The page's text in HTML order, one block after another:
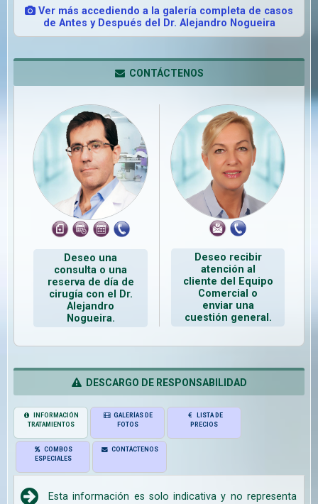
Ver más accediendo a la galería completa de casos
de Antes y Después del Dr. Alejandro Nogueira
CONTÁCTENOS
Deseo una
consulta o una
reserva de día de
cirugía con el Dr.
Alejandro
Nogueira.
Deseo recibir
atención al
cliente del Equipo
Comercial o
enviar una
cuestión general.
DESCARGO DE RESPONSABILIDAD
INFORMACIÓN
TRATAMIENTOS
GALERÍAS DE
FOTOS
LISTA DE
PRECIOS
COMBOS
ESPECIALES
CONTÁCTENOS
Esta información es solo indicativa y no representa